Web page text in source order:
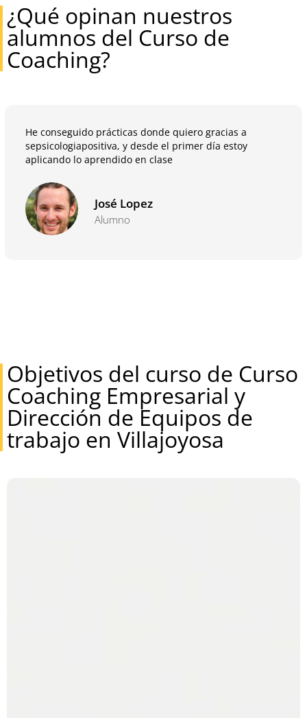
¿Qué opinan nuestros
alumnos del Curso de
Coaching?
He conseguido prácticas donde quiero gracias a
sepsicologiapositiva, y desde el primer día estoy
aplicando lo aprendido en clase
José Lopez
Alumno
Objetivos del curso de Curso
Coaching Empresarial y
Dirección de Equipos de
trabajo en Villajoyosa